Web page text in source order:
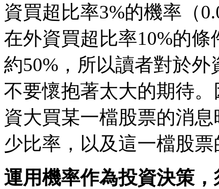
資買超比率3%的機率（
在外資買超比率10%的
約50%，所以讀者對於
不要懷抱著太大的期待
資大買某一檔股票的消
少比率，以及這一檔股
運用機率作為投資決策